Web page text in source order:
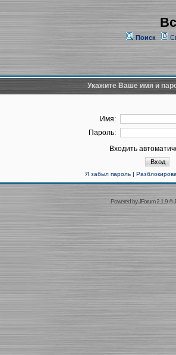
Поиск
Укажите Ваше имя и
Имя:
Пароль:
Входить
Я забыл пароль|
Powered byJForum 2.1.9©